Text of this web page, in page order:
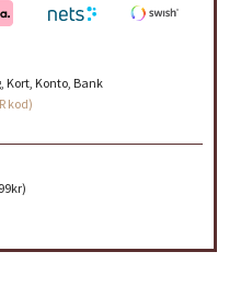
Kort, Konto, Bank
kod)